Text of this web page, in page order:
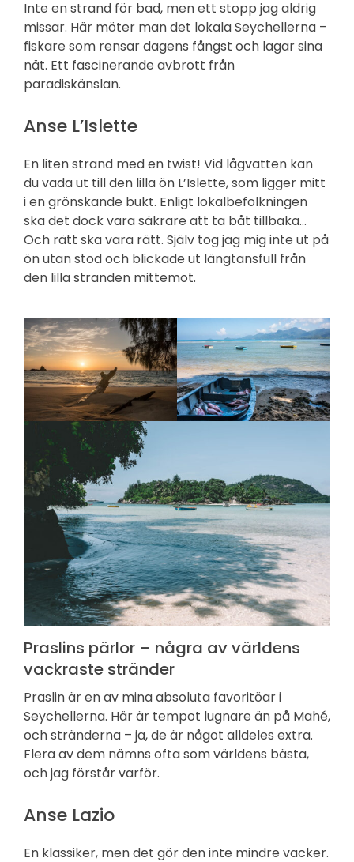
Inte en strand för bad, men ett stopp jag aldrig
missar. Här möter man det lokala Seychellerna –
fiskare som rensar dagens fångst och lagar sina
nät. Ett fascinerande avbrott från
paradiskänslan.
Anse L’Islette
En liten strand med en twist! Vid lågvatten kan
du vada ut till den lilla ön L’Islette, som ligger mitt
i en grönskande bukt. Enligt lokalbefolkningen
ska det dock vara säkrare att ta båt tillbaka…
Och rätt ska vara rätt. Själv tog jag mig inte ut på
ön utan stod och blickade ut längtansfull från
den lilla stranden mittemot.
Praslins pärlor – några av världens
vackraste stränder
Praslin är en av mina absoluta favoritöar i
Seychellerna. Här är tempot lugnare än på Mahé,
och stränderna – ja, de är något alldeles extra.
Flera av dem nämns ofta som världens bästa,
och jag förstår varför.
Anse Lazio
En klassiker, men det gör den inte mindre vacker.